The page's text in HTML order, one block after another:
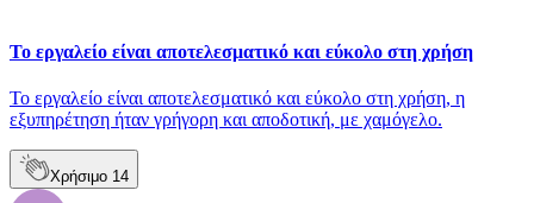
Το εργαλείο είναι αποτελεσματικό και εύκολο στη χρήση
Το εργαλείο είναι αποτελεσματικό και εύκολο στη χρήση, η
εξυπηρέτηση ήταν γρήγορη και αποδοτική, με χαμόγελο.
Χρήσιμο 14